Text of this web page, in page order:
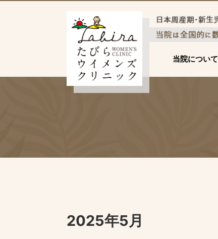
当院について
2025年5月